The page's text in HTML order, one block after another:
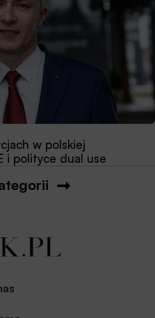
w polskiej
i polityce dual use